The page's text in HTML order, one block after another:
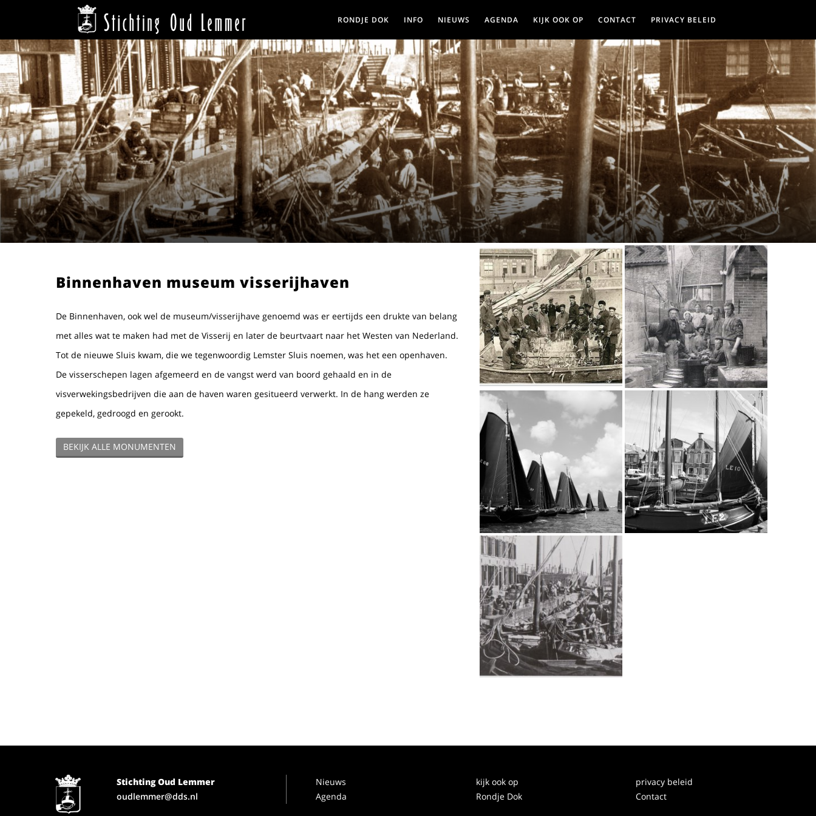
RONDJE DOK INFO NIEUWS AGENDA KIJK OOK OP CONTACT PRIVACY BELEID
Binnenhaven museum visserijhaven
De Binnenhaven, ook wel de museum/visserijhave genoemd was er eertijds een drukte van belang
met alles wat te maken had met de Visserij en later de beurtvaart naar het Westen van Nederland.
Tot de nieuwe Sluis kwam, die we tegenwoordig Lemster Sluis noemen, was het een openhaven.
De visserschepen lagen afgemeerd en de vangst werd van boord gehaald en in de
visverwekingsbedrijven die aan de haven waren gesitueerd verwerkt. In de hang werden ze
gepekeld, gedroogd en gerookt.
BEKIJK ALLE MONUMENTEN
Stichting Oud Lemmer
oudlemmer@dds.nl
Nieuws
Agenda
kijk ook op
Rondje Dok
privacy beleid
Contact